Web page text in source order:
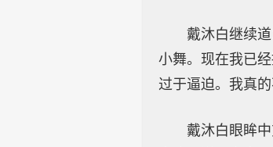
戴沐白继续
小舞。现在我已
过于逼迫。我真
戴沐白眼眸